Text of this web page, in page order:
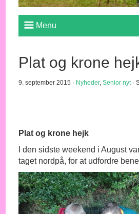
Menu
Plat og krone
9. september 2015 · Nyheder,Senior nyt·
Plat og krone hejk
I den sidste weekend i August
taget nordpå, for at udfordre